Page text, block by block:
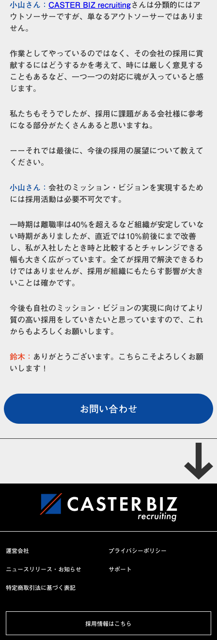
小山さん： CASTER BIZ recruitingさんは分類的にはア
ウトソーサーですが、 単なるアウトソーサーではありま
せん。
作業としてやっているのではなく、
その会社の採用に貢
献するにはどうするかを考えて、時には厳しく意見する
こともあるなど、一つ一つの対応に魂が入っている と感
じます。
私たちもそうでしたが、採用に課題がある会社様に参考
になる部分がたくさんあると思いますね。
ーーそれでは最後に、今後の採用の展望について教えて
ください。
小山さん： 会社のミッション・ビジョンを実現するため
には採用活動は必要不可欠です。
一時期は離職率は40%を超えるなど組織が安定していな
い時期がありましたが、直近では10%前後にまで改善
し、私が入社したとき時と比較するとチャレンジできる
幅も大きく広がっています。全てが採用で解決できるわ
けではありませんが、採用が組織にもたらす影響が大き
いことは確かです。
今後も自社のミッション・ビジョンの実現に向けてより
質の高い採用をしていきたいと思っていますので、これ
からもよろしくお願いします。
鈴木： ありがとうございます。こちらこそよろしくお願
いします！
お問い合わせ
運営会社 プライバシーポリシー
ニュースリリース・お知らせ サポート
特定商取引法に基づく表記
採用情報はこちら